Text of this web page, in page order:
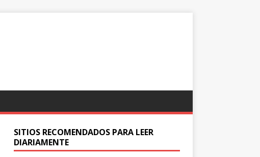
SITIOS RECOMENDADOS PARA LEER
DIARIAMENTE